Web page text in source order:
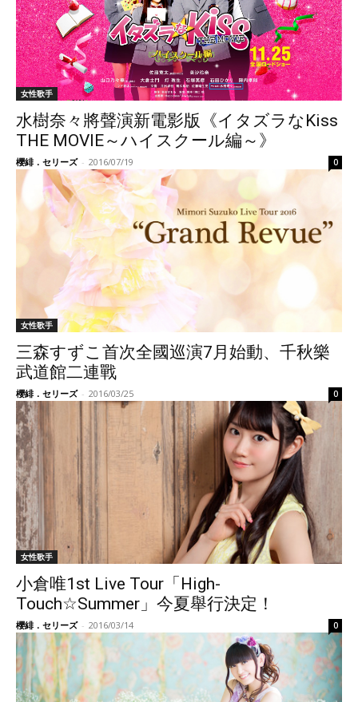
女性歌手
水樹奈々將聲演新電影版《イタズラなKiss
THE MOVIE～ハイスクール編～》
櫻緋．セリーズ - 2016/07/19 0
女性歌手
三森すずこ首次全國巡演7月始動、千秋樂
武道館二連戰
櫻緋．セリーズ - 2016/03/25 0
女性歌手
小倉唯1st Live Tour「High-
Touch☆Summer」今夏舉行決定！
櫻緋．セリーズ - 2016/03/14 0